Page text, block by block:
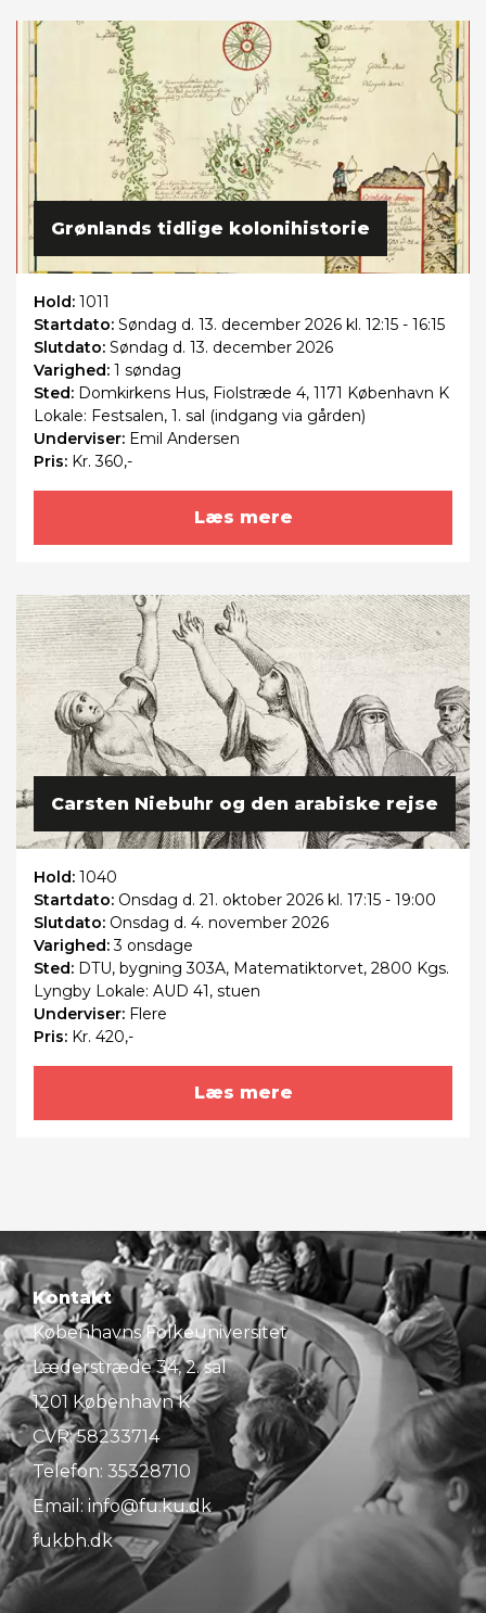
Grønlands tidlige kolonihistorie
Hold: 1011
Startdato: Søndag d. 13. december 2026 kl. 12:15 - 16:15
Slutdato: Søndag d. 13. december 2026
Varighed: 1 søndag
Sted: Domkirkens Hus, Fiolstræde 4, 1171 København K
Lokale: Festsalen, 1. sal (indgang via gården)
Underviser: Emil Andersen
Pris: Kr. 360,-
Læs mere
Carsten Niebuhr og den arabiske rejse
Hold: 1040
Startdato: Onsdag d. 21. oktober 2026 kl. 17:15 - 19:00
Slutdato: Onsdag d. 4. november 2026
Varighed:3 onsdage
Sted: DTU, bygning 303A, Matematiktorvet, 2800 Kgs.
Lyngby Lokale: AUD 41, stuen
Underviser: Flere
Pris: Kr. 420,-
Læs mere
Kontakt
Københavns Folkeuniversitet
Læderstræde 34, 2. sal
1201 København K
CVR: 58233714
Telefon: 35328710
Email: info@fu.ku.dk
fukbh.dk